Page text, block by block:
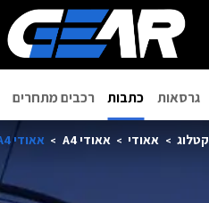
גרסאות כתבות רכבים מתחרים
קטלוג אאודי אאודי A4 אאודי A4 אבאנט 2001